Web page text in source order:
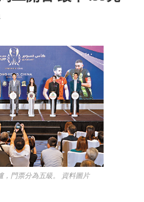
，門票分為五級。 資料圖片